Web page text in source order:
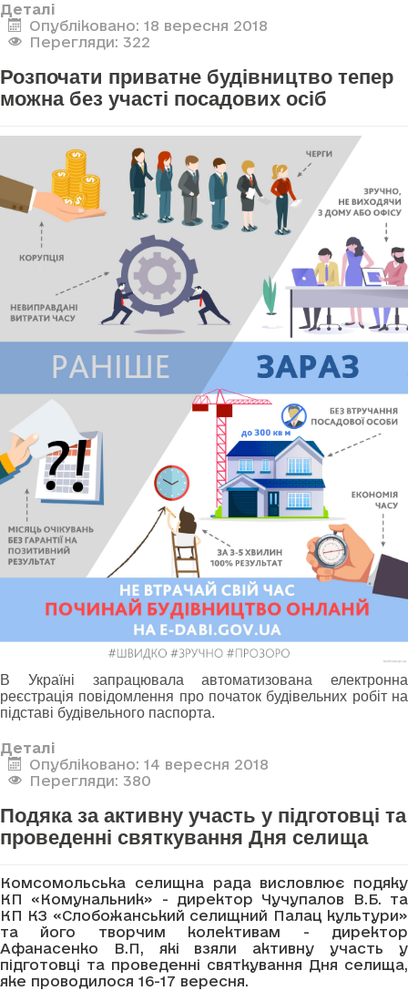
Деталі
Опубліковано: 18 вересня 2018
Перегляди: 322
Розпочати приватне будівництво тепер
можна без участі посадових осіб
В Україні запрацювала автоматизована електронна
реєстрація повідомлення про початок будівельних робіт на
підставі будівельного паспорта.
Деталі
Опубліковано: 14 вересня 2018
Перегляди: 380
Подяка за активну участь у підготовці та
проведенні святкування Дня селища
Комсомольська селищна рада висловлює подяку
КП «Комунальник» - директор Чучупалов В.Б. та
КП КЗ «Слобожанський селищний Палац культури»
та його творчим колективам - директор
Афанасенко В.П, які взяли активну участь у
підготовці та проведенні святкування Дня селища,
яке проводилося 16-17 вересня.